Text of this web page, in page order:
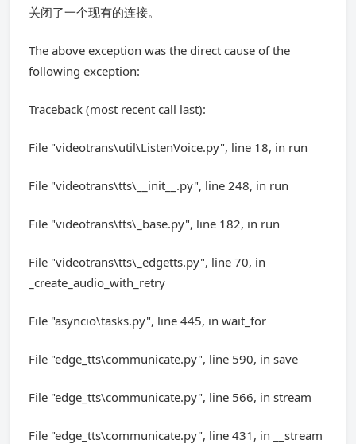
关闭了一个现有的连接。
The above exception was the direct cause of the
following exception:
Traceback (most recent call last):
File "videotrans\util\ListenVoice.py", line 18, in run
File "videotrans\tts\__init__.py", line 248, in run
File "videotrans\tts\_base.py", line 182, in run
File "videotrans\tts\_edgetts.py", line 70, in
_create_audio_with_retry
File "asyncio\tasks.py", line 445, in wait_for
File "edge_tts\communicate.py", line 590, in save
File "edge_tts\communicate.py", line 566, in stream
File "edge_tts\communicate.py", line 431, in __stream